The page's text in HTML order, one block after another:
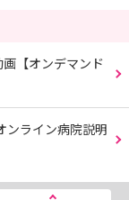
【オンデマンド
ライン病院説明